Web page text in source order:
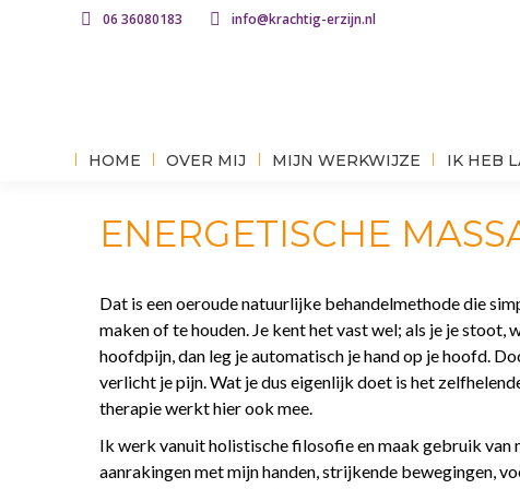
06 36080183 info@krachtig-erzijn.nl
HOME OVER MIJ MIJN WERKWIJZE IK HEB
ENERGETISCHE
Dat is een oeroude natuurlijke behandelmethode die
maken of te houden. Je kent het vast wel; als je je
hoofdpijn, dan leg je automatisch je hand op je hoofd.
verlicht je pijn. Wat je dus eigenlijk doet is het
therapie werkt hier ook mee.
Ik werk vanuit holistische filosofie en maak gebruik van
aanrakingen met mijn handen, strijkende bewegingen,